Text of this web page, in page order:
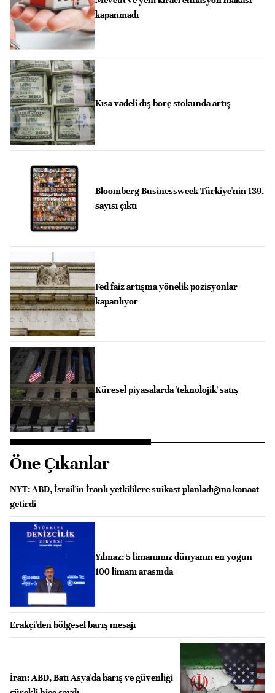
kapanmadı
Kısa vadeli dış borç stokunda artış
Bloomberg Businessweek Türkiye'nin 139.
sayısı çıktı
Fed faiz artışına yönelik pozisyonlar
kapatılıyor
Küresel piyasalarda 'teknolojik' satış
Öne Çıkanlar
NYT: ABD, İsrail'in İranlı yetkililere suikast planladığına kanaat
getirdi
Yılmaz: 5 limanımız dünyanın en yoğun
100 limanı arasında
Erakçi'den bölgesel barış mesajı
İran: ABD, Batı Asya'da barış ve güvenliği